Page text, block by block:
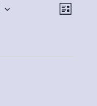
NT
L